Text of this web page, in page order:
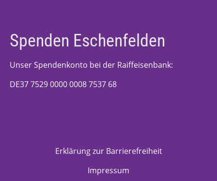
Spenden Eschenfelden
Unser Spendenkonto bei der Raiffeisenbank:
DE37 7529 0000 0008 7537 68
Erklärung zur Barrierefreiheit
Impressum